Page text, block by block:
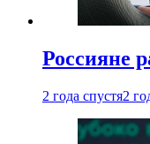
Россияне
2 года спустя2